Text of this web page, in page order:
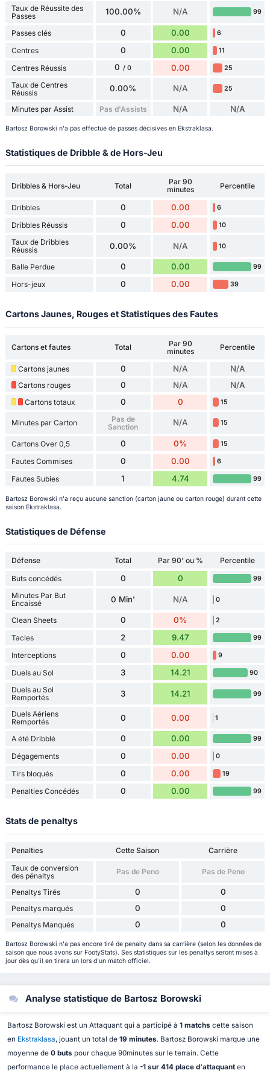
Taux de Réussite des
Passes
100.00% N/A 99
Passes clés 0 0.00 6
Centres 0 0.00 11
Centres Réussis 0 / 0 0.00 25
Taux de Centres
Réussis
0.00% N/A 25
Minutes par Assist Pas d'Assists N/A N/A
Bartosz Borowski n'a pas effectué de passes décisives en Ekstraklasa.
Statistiques de Dribble & de Hors-Jeu
Dribbles & Hors-Jeu Total
Par 90
minutes
Percentile
Dribbles 0 0.00 6
Dribbles Réussis 0 0.00 10
Taux de Dribbles
Réussis
0.00% N/A 10
Balle Perdue 0 0.00 99
Hors-jeux 0 0.00 39
Cartons Jaunes, Rouges et Statistiques des Fautes
Cartons et fautes Total
Par 90
minutes
Percentile
Cartons jaunes 0 N/A N/A
Cartons rouges 0 N/A N/A
Cartons totaux 0 0 15
Minutes par Carton
Pas de
Sanction
N/A 15
Cartons Over 0,5 0 0% 15
Fautes Commises 0 0.00 6
Fautes Subies 1 4.74 99
Bartosz Borowski n'a reçu aucune sanction (carton jaune ou carton rouge) durant cette
saison Ekstraklasa.
Statistiques de Défense
Défense Total Par 90' ou %
Percentile
Buts concédés
0 0 99
Minutes Par But
Encaissé
0 Min' N/A 0
Clean Sheets 0 0% 2
Tacles 2 9.47 99
Interceptions 0 0.00 9
Duels au Sol 3 14.21 90
Duels au Sol
Remportés
3 14.21 99
Duels Aériens
Remportés
0 0.00 1
A été Dribblé 0 0.00 99
Dégagements 0 0.00 0
Tirs bloqués 0 0.00 19
Penalties Concédés 0 0.00 99
Stats de penaltys
Penalties Cette Saison
Carrière
Taux de conversion
des pénaltys
Pas de Peno Pas de Peno
Penaltys Tirés 0 0
Penaltys marqués 0 0
Penaltys Manqués 0 0
Bartosz Borowski n'a pas encore tiré de penalty dans sa carrière (selon les données de
saison que nous avons sur FootyStats). Ses statistiques sur les penaltys seront mises à
jour dès qu'il en tirera un lors d'un match officiel.
Analyse statistique de Bartosz Borowski
Bartosz Borowski est un Attaquant qui a participé à 1 matchs cette saison
en Ekstraklasa, jouant un total de 19 minutes. Bartosz Borowski marque une
moyenne de 0 buts pour chaque 90minutes sur le terrain. Cette
performance le place actuellement à la -1 sur 414 place d'attaquanten